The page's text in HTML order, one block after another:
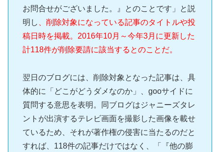
お問合せがございました。』とのことです」と説
明し
、削除対象になっている記事のタイトルや投
稿日時を掲載。2016年10月～今年3月に更新した
計118件が削除要請に該当するとのことだ。
翌日のブログには、削除対象となった記事は、具
体的に「どこがどうダメなのか」、gooサイドに
質問する意思を表明。同ブログはジャニーズタレ
ントが出演するテレビ画面を撮影した画像を載せ
ているため、それが著作権の侵害に当たるのだと
すれば、118件の記事だけではなく、「『他の膨